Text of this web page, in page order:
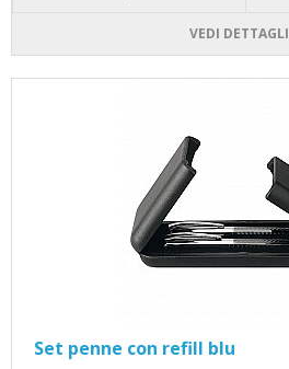
VEDI DETTAGLI
Set penne con refill blu